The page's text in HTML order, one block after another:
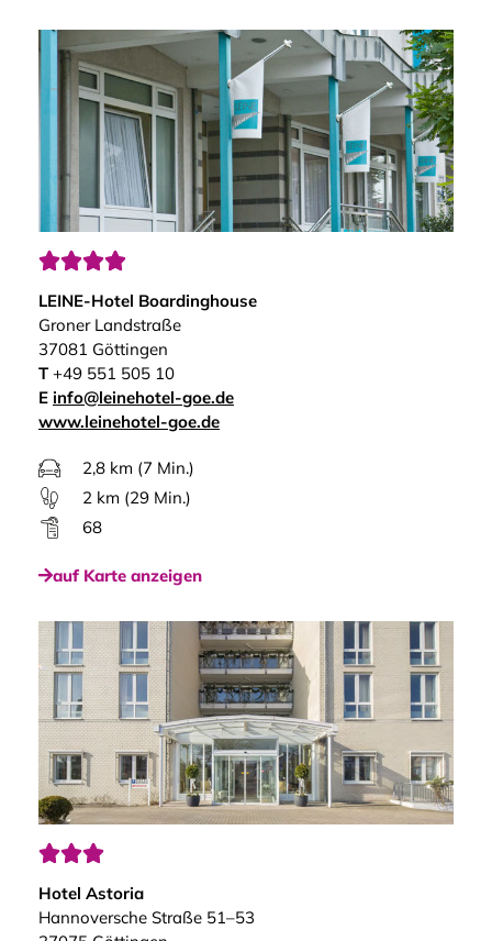

LEINE-Hotel Boardinghouse
Groner Landstraße
37081 Göttingen
T+49 551 505 10
E info@leinehotel-goe.de
www.leinehotel-goe.de
2,8 km (7 Min.)
2 km (29 Min.)
68
auf Karte anzeigen

Hotel Astoria
Hannoversche Straße 51–53